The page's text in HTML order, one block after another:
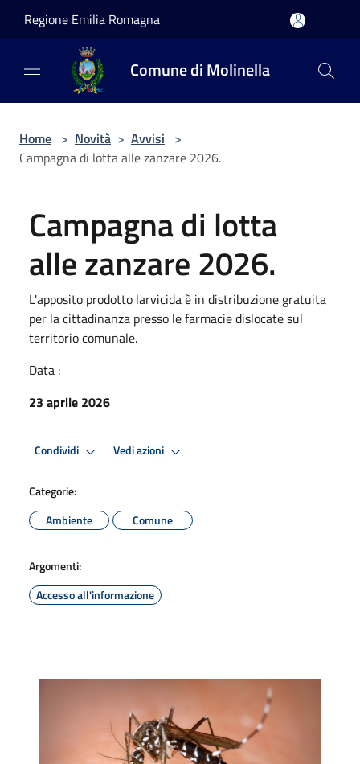
Regione Emilia Romagna
Comune di Molinella
Home > Novità > Avvisi >
Campagna di lotta alle zanzare 2026.
Campagna di lotta
alle zanzare 2026.
L'apposito prodotto larvicida è in distribuzione gratuita
per la cittadinanza presso le farmacie dislocate sul
territorio comunale.
Data :
23 aprile 2026
Condividi Vedi azioni
Categorie:
Ambiente
Comune
Argomenti:
Accesso all'informazione